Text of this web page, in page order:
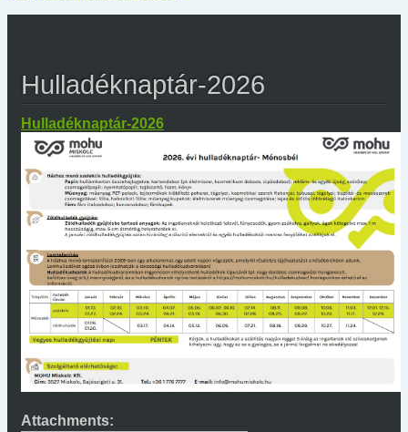
Hulladéknaptár-2026
Hulladéknaptár-2026
Attachments: